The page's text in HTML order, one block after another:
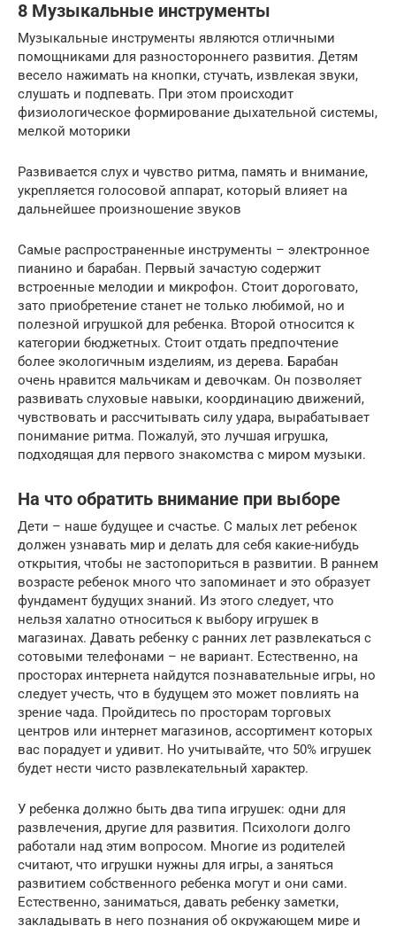
8 Музыкальные инструменты
Музыкальные инструменты являются отличными
помощниками для разностороннего развития. Детям
весело нажимать на кнопки, стучать, извлекая звуки,
слушать и подпевать. При этом происходит
физиологическое формирование дыхательной системы,
мелкой моторики
Развивается слух и чувство ритма, память и внимание,
укрепляется голосовой аппарат, который влияет на
дальнейшее произношение звуков
Самые распространенные инструменты – электронное
пианино и барабан. Первый зачастую содержит
встроенные мелодии и микрофон. Стоит дороговато,
зато приобретение станет не только любимой, но и
полезной игрушкой для ребенка. Второй относится к
категории бюджетных. Стоит отдать предпочтение
более экологичным изделиям, из дерева. Барабан
очень нравится мальчикам и девочкам. Он позволяет
развивать слуховые навыки, координацию движений,
чувствовать и рассчитывать силу удара, вырабатывает
понимание ритма. Пожалуй, это лучшая игрушка,
подходящая для первого знакомства с миром музыки.
На что обратить внимание при выборе
Дети – наше будущее и счастье. С малых лет ребенок
должен узнавать мир и делать для себя какие-нибудь
открытия, чтобы не застопориться в развитии. В раннем
возрасте ребенок много что запоминает и это образует
фундамент будущих знаний. Из этого следует, что
нельзя халатно относиться к выбору игрушек в
магазинах. Давать ребенку с ранних лет развлекаться с
сотовыми телефонами – не вариант. Естественно, на
просторах интернета найдутся познавательные игры, но
следует учесть, что в будущем это может повлиять на
зрение чада. Пройдитесь по просторам торговых
центров или интернет магазинов, ассортимент которых
вас порадует и удивит. Но учитывайте, что 50% игрушек
будет нести чисто развлекательный характер.
У ребенка должно быть два типа игрушек: одни для
развлечения, другие для развития. Психологи долго
работали над этим вопросом. Многие из родителей
считают, что игрушки нужны для игры, а заняться
развитием собственного ребенка могут и они сами.
Естественно, заниматься, давать ребенку заметки,
закладывать в него познания об окружающем мире и